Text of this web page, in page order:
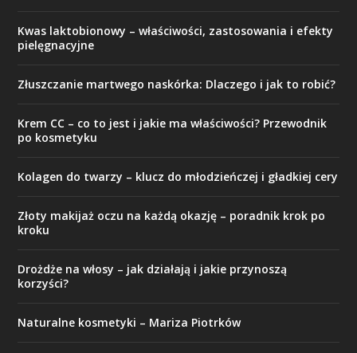
Kwas laktobionowy – właściwości, zastosowania i efekty
pielęgnacyjne
Złuszczanie martwego naskórka: Dlaczego i jak to robić?
Krem CC – co to jest i jakie ma właściwości? Przewodnik
po kosmetyku
Kolagen do twarzy – klucz do młodzieńczej i gładkiej cery
Złoty makijaż oczu na każdą okazję – poradnik krok po
kroku
Drożdże na włosy – jak działają i jakie przynoszą
korzyści?
Naturalne kosmetyki – Mariza Piotrków